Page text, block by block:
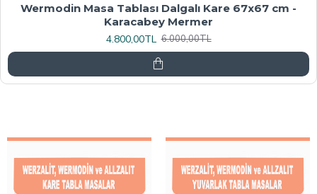
Werzalit, Allzalit veya Wermodin Masa Tablası
70X120 - Afyon Mermer
6.080,00TL 7.600,00TL